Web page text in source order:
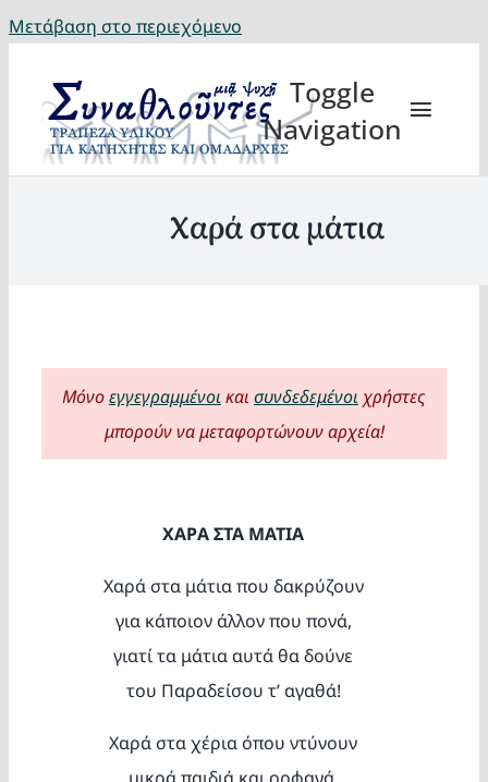
Μετάβαση στο περιεχόμενο
Toggle
Navigation
Χαρά στα μάτια
Μόνοεγγεγραμμένοικαισυνδεδεμένοι χρήστες
μπορούν να μεταφορτώνουν αρχεία!
ΧΑΡΑ ΣΤΑ ΜΑΤΙΑ
Χαρά στα μάτια που δακρύζουν
για κάποιον άλλον που πονά,
γιατί τα μάτια αυτά θα δούνε
του Παραδείσου τ’ αγαθά!
Χαρά στα χέρια όπου ντύνουν